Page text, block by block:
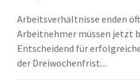
Arbeitsverhältnisse enden
Arbeitnehmer müssen jetzt
Entscheidend für
der Dreiwochenfrist....